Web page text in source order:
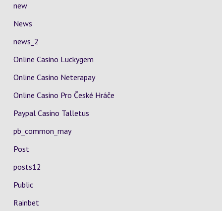
new
News
news_2
Online Casino Luckygem
Online Casino Neterapay
Online Casino Pro České Hráče
Paypal Casino Talletus
pb_common_may
Post
posts12
Public
Rainbet